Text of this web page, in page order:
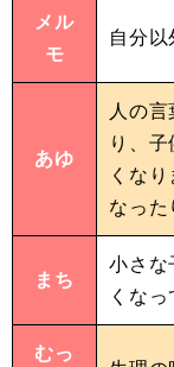
メル
モ
自分
あゆ
人の
り、
くな
なった
まち
小さな
くな
むっ